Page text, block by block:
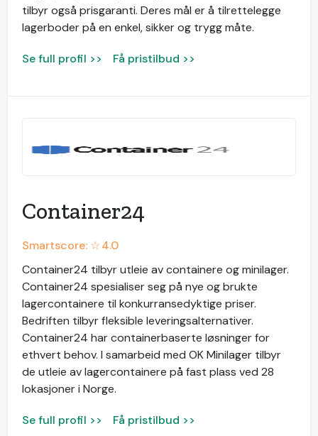
tilbyr også prisgaranti. Deres mål er å tilrettelegge
lagerboder på en enkel, sikker og trygg måte.
Se full profil >> Få pristilbud >>
Container24
Smartscore: ☆4.0
Container24 tilbyr utleie av containere og minilager.
Container24 spesialiser seg på nye og brukte
lagercontainere til konkurransedyktige priser.
Bedriften tilbyr fleksible leveringsalternativer.
Container24 har containerbaserte løsninger for
ethvert behov. I samarbeid med OK Minilager tilbyr
de utleie av lagercontainere på fast plass ved 28
lokasjoner i Norge.
Se full profil >> Få pristilbud >>